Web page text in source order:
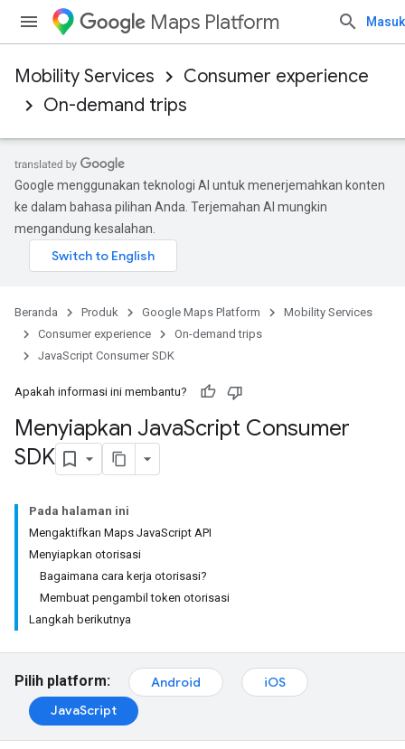
Maps Platform Masuk
Mobility Services
Consumer experience
On-demand trips
Google menggunakan teknologi AI untuk menerjemahkan konten
ke dalam bahasa pilihan Anda. Terjemahan AI mungkin
mengandung kesalahan.
Beranda Produk Google Maps Platform
Mobility Services
Consumer experience
On-demand trips
JavaScript Consumer SDK
Apakah informasi ini membantu?
Menyiapkan JavaScript Consumer
SDK
Pada halaman ini
Mengaktifkan Maps JavaScript API
Menyiapkan otorisasi
Bagaimana cara kerja otorisasi?
Membuat pengambil token otorisasi
Langkah berikutnya
Pilih platform: Android
iOS
JavaScript